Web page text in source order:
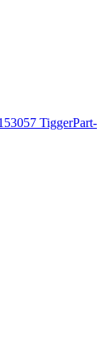
TiggerPart-